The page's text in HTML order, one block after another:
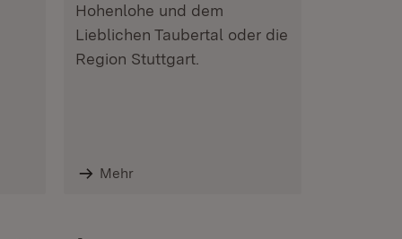
Hohenlohe und dem
Lieblichen Taubertal oder die
Region Stuttgart.
Mehr